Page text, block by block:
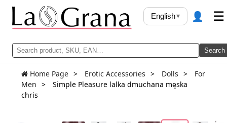
Search
English▾ 👤 ☰
Home Page Erotic Accessories Dolls
For
Men
Simple Pleasure lalka dmuchana męska
chris